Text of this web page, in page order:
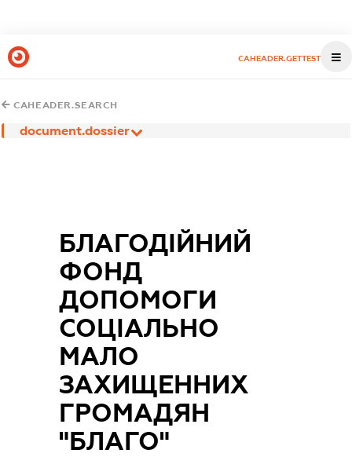
CAHEADER.GETTEST
CAHEADER.SEARCH
document.dossier
БЛАГОДІЙНИЙ
ФОНД
ДОПОМОГИ
СОЦІАЛЬНО
МАЛО
ЗАХИЩЕННИХ
ГРОМАДЯН
"БЛАГО"